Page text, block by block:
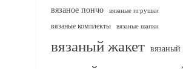
вязаное пончо вязаные игрушки
вязаные комплекты
вязаные шапки
вязаный жакет